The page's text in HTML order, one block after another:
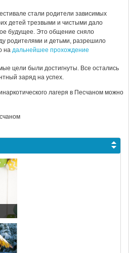
стали родители зависимых
детей трезвыми и чистыми дало
будущее. Это общение сняло
родителями и детьми, разрешило
на дальнейшее прохождение
цели были достигнуты. Все остались
заряд на успех.
лагеря в Песчаном можно